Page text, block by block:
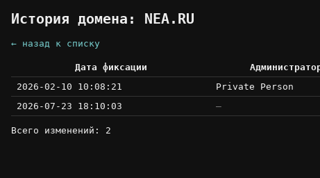
История домена: NEA.RU
← назад к списку
Дата фиксации
2026-02-10 10:08:21
Private Person
2026-07-23 18:10:03
—
Всего изменений: 2